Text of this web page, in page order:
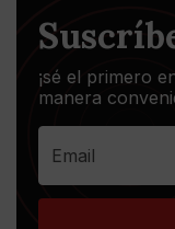
¡sé el primero
manera